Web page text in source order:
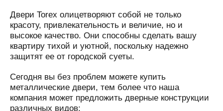
Двери Torex олицетворяют собой не только
красоту, привлекательность и величие, но и
высокое качество. Они способны сделать вашу
квартиру тихой и уютной, поскольку надежно
защитят ее от городской суеты.
Сегодня вы без проблем можете купить
металлические двери, тем более что наша
компания может предложить дверные конструкции
различных видов: